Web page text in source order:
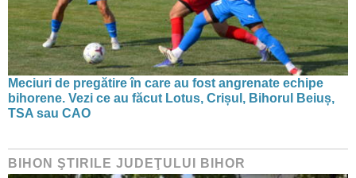
Meciuri de pregătire în care au fost angrenate echipe
bihorene. Vezi ce au făcut Lotus, Crișul, Bihorul Beiuș,
TSA sau CAO
BIHON ŞTIRILE JUDEŢULUI BIHOR